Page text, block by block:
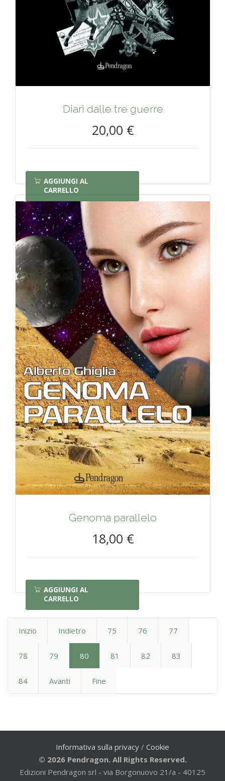
Diari dalle tre guerre
20,00 €
AGGIUNGI AL
CARRELLO
Genoma parallelo
18,00 €
AGGIUNGI AL
CARRELLO
Inizio Indietro 75 76 77
78 79 80 81 82 83
84 Avanti Fine
Informativa sulla privacy / Cookie
© 2026 Pendragon. All Rights Reserved.
Edizioni Pendragon srl - via Borgonuovo 21/a - 40125